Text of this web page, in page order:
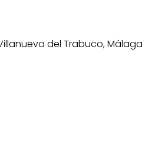
Villanueva del Trabuco, Málaga